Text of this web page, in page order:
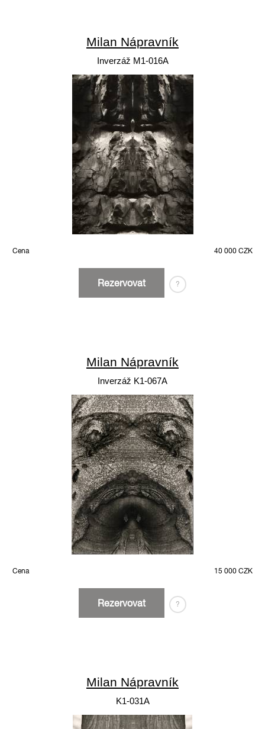
Milan Nápravník
Inverzáž M1-016A
Cena 40 000 CZK
Rezervovat ?
Milan Nápravník
Inverzáž K1-067A
Cena 15 000 CZK
Rezervovat ?
Milan Nápravník
K1-031A